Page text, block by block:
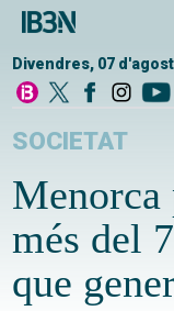
Divendres, 07
SOCIETAT
més del
que